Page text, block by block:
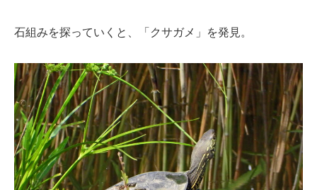
石組みを探っていくと、「クサガメ」を発見。